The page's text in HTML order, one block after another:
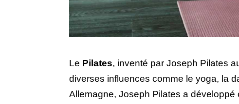
Le Pilates, inventé par Joseph Pilates
diverses influences comme le yoga, la
Allemagne, Joseph Pilates a développé